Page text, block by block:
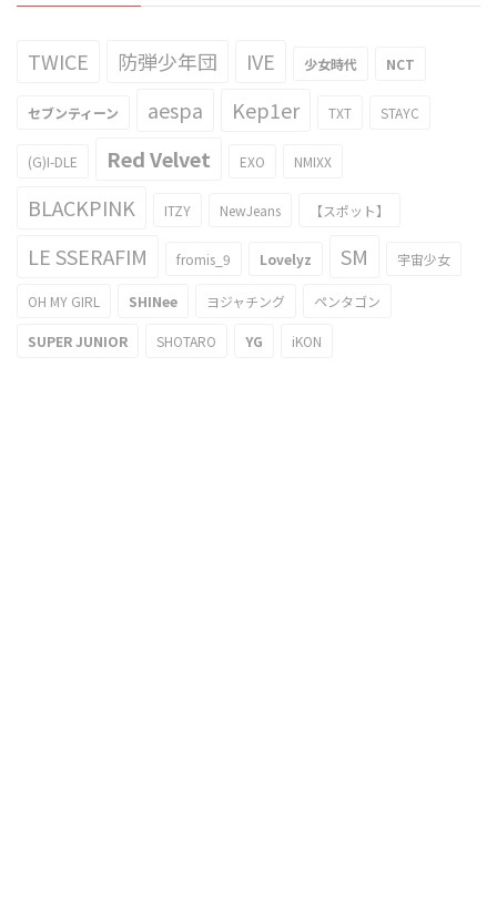
TWICE 防弾少年団 IVE 少女時代 NCT
セブンティーン aespa Kep1er TXT STAYC
(G)I-DLE Red Velvet EXO NMIXX
BLACKPINK ITZY NewJeans 【スポット】
LE SSERAFIM fromis_9 Lovelyz SM 宇宙少女
OH MY GIRL SHINee ヨジャチング ペンタゴン
SUPER JUNIOR SHOTARO YG iKON